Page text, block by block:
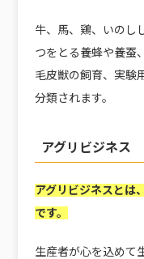
牛、馬、鶏、いのし
つをとる養蜂や養蚕
毛皮獣の飼育、実験
分類されます。
アグリビジネス
アグリビジネスとは
です。
生産者が心を込めて